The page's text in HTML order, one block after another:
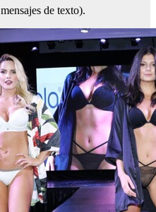
de texto).